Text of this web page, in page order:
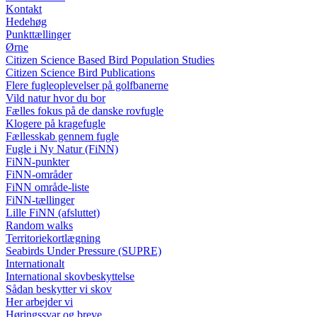
Kontakt
Hedehøg
Punkttællinger
Ørne
Citizen Science Based Bird Population Studies
Citizen Science Bird Publications
Flere fugleoplevelser på golfbanerne
Vild natur hvor du bor
Fælles fokus på de danske rovfugle
Klogere på kragefugle
Fællesskab gennem fugle
Fugle i Ny Natur (FiNN)
FiNN-punkter
FiNN-områder
FiNN område-liste
FiNN-tællinger
Lille FiNN (afsluttet)
Random walks
Territoriekortlægning
Seabirds Under Pressure (SUPRE)
Internationalt
International skovbeskyttelse
Sådan beskytter vi skov
Her arbejder vi
Høringssvar og breve